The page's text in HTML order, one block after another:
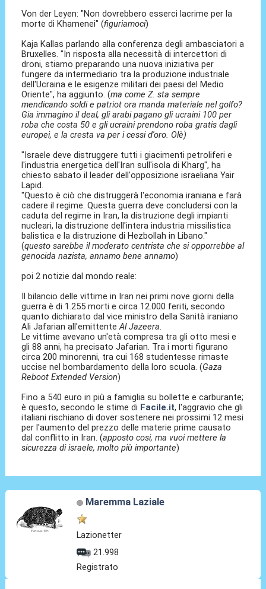
Von der Leyen: "Non dovrebbero esserci lacrime per la
morte di Khamenei" (figuriamoci)
Kaja Kallas parlando alla conferenza degli ambasciatori a
Bruxelles. "In risposta alla necessità di intercettori di
droni, stiamo preparando una nuova iniziativa per
fungere da intermediario tra la produzione industriale
dell'Ucraina e le esigenze militari dei paesi del Medio
Oriente", ha aggiunto. (ma come Z. sta sempre
mendicando soldi e patriot ora manda materiale nel golfo?
Gia immagino il deal, gli arabi pagano gli ucraini 100 per
roba che costa 50 e gli ucraini prendono roba gratis dagli
europei, e la cresta va per i cessi d'oro. Olè)
"Israele deve distruggere tutti i giacimenti petroliferi e
l'industria energetica dell'Iran sull'isola di Kharg", ha
chiesto sabato il leader dell'opposizione israeliana Yair
Lapid.
"Questo è ciò che distruggerà l'economia iraniana e farà
cadere il regime. Questa guerra deve concludersi con la
caduta del regime in Iran, la distruzione degli impianti
nucleari, la distruzione dell'intera industria missilistica
balistica e la distruzione di Hezbollah in Libano."
(questo sarebbe il moderato centrista che si opporrebbe al
genocida nazista, annamo bene annamo)
poi 2 notizie dal mondo reale:
Il bilancio delle vittime in Iran nei primi nove giorni della
guerra è di 1.255 morti e circa 12.000 feriti, secondo
quanto dichiarato dal vice ministro della Sanità iraniano
Ali Jafarian all'emittenteAl Jazeera.
Le vittime avevano un'età compresa tra gli otto mesi e
gli 88 anni, ha precisato Jafarian. Tra i morti figurano
circa 200 minorenni, tra cui 168 studentesse rimaste
uccise nel bombardamento della loro scuola. (Gaza
Reboot Extended Version)
Fino a 540 euro in più a famiglia su bollette e carburante;
è questo, secondo le stime di Facile.it, l'aggravio che gli
italiani rischiano di dover sostenere nei prossimi 12 mesi
per l'aumento del prezzo delle materie prime causato
dal conflitto in Iran. (apposto cosi, ma vuoi mettere la
sicurezza di israele, molto più importante)
Maremma Laziale
Lazionetter
21.998
Registrato